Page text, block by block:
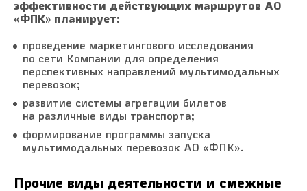
эффективности действующих маршрутов АО
«ФПК» планирует:
проведение маркетингового исследования
по сети Компании для определения
перспективных направлений мультимодальных
перевозок;
развитие системы агрегации билетов
на различные виды транспорта;
формирование программы запуска
мультимодальных перевозок АО «ФПК».
Прочие виды деятельности и смежные